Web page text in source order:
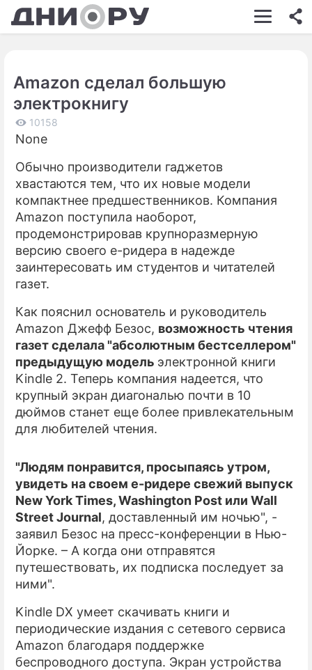
ШОУ-БИЗНЕС
КИНО
ЭКОНОМИКА
ПРОИСШЕСТВИЯ
СОННИК
СТИЛЬ ЖИЗНИ
ИГРЫ
ПРЕСС-РЕЛИЗЫ
О ПРОЕКТЕ
Amazon сделал большую
электрокнигу
10158
None
Обычно производители гаджетов
хвастаются тем, что их новые модели
компактнее предшественников. Компания
Amazon поступила наоборот,
продемонстрировав крупноразмерную
версию своего е-ридера в надежде
заинтересовать им студентов и читателей
газет.
Как пояснил основатель и руководитель
Amazon Джефф Безос, возможность чтения
газет сделала "абсолютным бестселлером"
предыдущую модель электронной книги
Kindle 2. Теперь компания надеется, что
крупный экран диагональю почти в 10
дюймов станет еще более привлекательным
для любителей чтения.
"Людям понравится, просыпаясь утром,
увидеть на своем е-ридере свежий выпуск
New York Times, Washington Post или Wall
Street Journal, доставленный им ночью", -
заявил Безос на пресс-конференции в Нью-
Йорке. – А когда они отправятся
путешествовать, их подписка последует за
ними".
Kindle DX умеет скачивать книги и
периодические издания с сетевого сервиса
Amazon благодаря поддержке
беспроводного доступа. Экран устройства